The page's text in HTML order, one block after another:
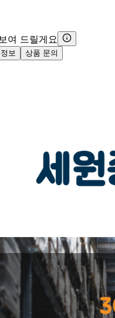
여 드릴게요
보 상품 문의